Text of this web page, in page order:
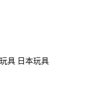
具 日本玩具